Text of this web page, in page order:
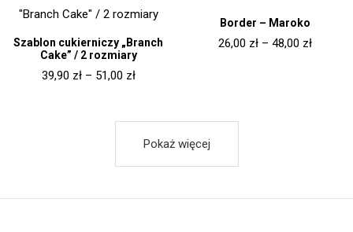
Szablon cukierniczy „Branch
Cake” / 2 rozmiary
39,90 zł – 51,00 zł
Border – Maroko
26,00 zł – 48,00 zł
Pokaż więcej